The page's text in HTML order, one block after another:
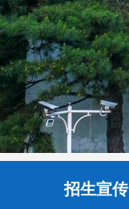
招生宣传